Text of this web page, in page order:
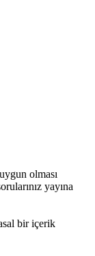
olması
yayına
bir içerik